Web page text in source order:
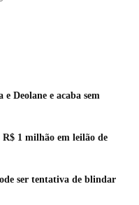
Deolane e acaba sem
R$ 1 milhão em leilão de
ser tentativa de blindar